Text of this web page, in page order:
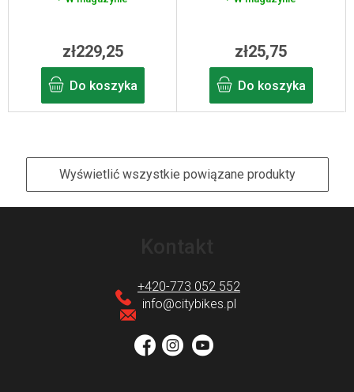
zł229,25
Do koszyka
zł25,75
Do koszyka
Wyświetlić wszystkie powiązane produkty
info@citybikes.pl
+420-773 052 552